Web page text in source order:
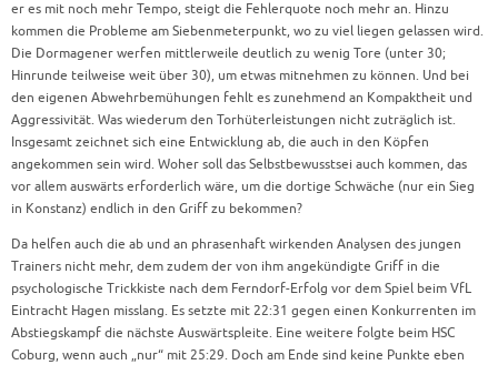
er es mit noch mehr Tempo, steigt die Fehlerquote noch mehr an. Hinzu
kommen die Probleme am Siebenmeterpunkt, wo zu viel liegen gelassen wird.
Die Dormagener werfen mittlerweile deutlich zu wenig Tore (unter 30;
Hinrunde teilweise weit über 30), um etwas mitnehmen zu können. Und bei
den eigenen Abwehrbemühungen fehlt es zunehmend an Kompaktheit und
Aggressivität. Was wiederum den Torhüterleistungen nicht zuträglich ist.
Insgesamt zeichnet sich eine Entwicklung ab, die auch in den Köpfen
angekommen sein wird. Woher soll das Selbstbewusstsei auch kommen, das
vor allem auswärts erforderlich wäre, um die dortige Schwäche (nur ein Sieg
in Konstanz) endlich in den Griff zu bekommen?
Da helfen auch die ab und an phrasenhaft wirkenden Analysen des jungen
Trainers nicht mehr, dem zudem der von ihm angekündigte Griff in die
psychologische Trickkiste nach dem Ferndorf-Erfolg vor dem Spiel beim VfL
Eintracht Hagen misslang. Es setzte mit 22:31 gegen einen Konkurrenten im
Abstiegskampf die nächste Auswärtspleite. Eine weitere folgte beim HSC
Coburg, wenn auch „nur“ mit 25:29. Doch am Ende sind keine Punkte eben